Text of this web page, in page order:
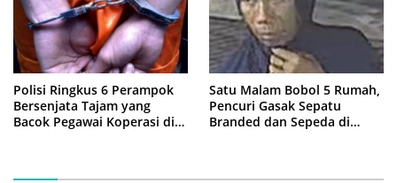
Polisi Ringkus 6 Perampok
Bersenjata Tajam yang
Bacok Pegawai Koperasi di
Satu Malam Bobol 5 Rumah,
Pencuri Gasak Sepatu
Branded dan Sepeda di